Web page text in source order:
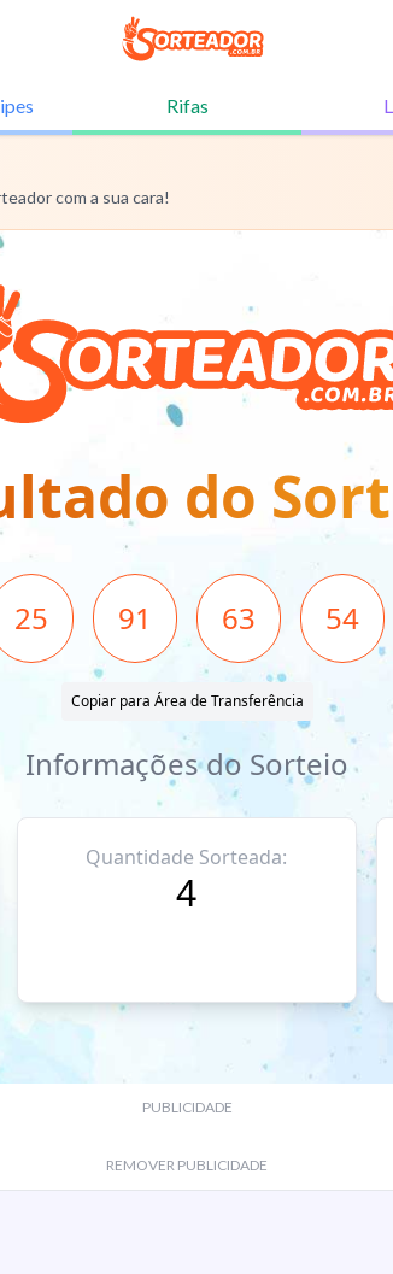
Rifas
com a sua cara!
do
25 91 63 54
Copiar para Área de Transferência
Informações do Sorteio
Quantidade Sorteada:
4
PUBLICIDADE
REMOVER PUBLICIDADE